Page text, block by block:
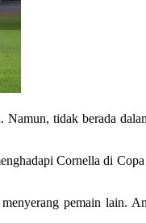
Namun, tidak berada
Cornella di
menyerang pemain lain.